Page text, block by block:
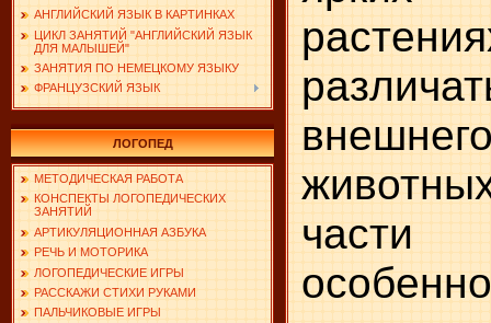
АНГЛИЙСКИЙ ЯЗЫК В КАРТИНКАХ
ЦИКЛ ЗАНЯТИЙ "АНГЛИЙСКИЙ ЯЗЫК
ДЛЯ МАЛЫШЕЙ"
ЗАНЯТИЯ ПО НЕМЕЦКОМУ ЯЗЫКУ
ФРАНЦУЗСКИЙ ЯЗЫК
ЛОГОПЕД
МЕТОДИЧЕСКАЯ РАБОТА
КОНСПЕКТЫ ЛОГОПЕДИЧЕСКИХ
ЗАНЯТИЙ
АРТИКУЛЯЦИОННАЯ АЗБУКА
РЕЧЬ И МОТОРИКА
ЛОГОПЕДИЧЕСКИЕ ИГРЫ
РАССКАЖИ СТИХИ РУКАМИ
ПАЛЬЧИКОВЫЕ ИГРЫ